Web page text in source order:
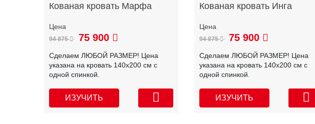
Кованая кровать Марфа
94 875 75 900
Сделаем ЛЮБОЙ РАЗМЕР! Цена
указана на кровать 140х200 см с
одной спинкой.
ИЗУЧИТЬ
Кованая кровать Инга
94 875 75 900
Сделаем ЛЮБОЙ РАЗМЕР! Цена
указана на кровать 140х200 см с
одной спинкой.
ИЗУЧИТЬ